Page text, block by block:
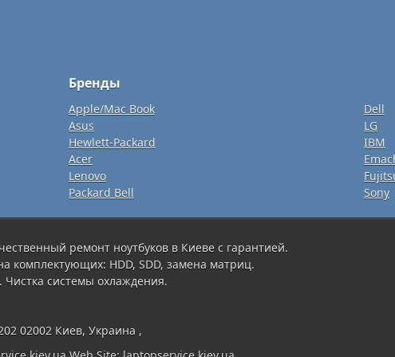
Бренды
Apple/Mac Book
Asus
Hewlett-Packard
Acer
Lenovo
Packard Bell
Dell
LG
IBM
Sony
ремонт ноутбуков в Киеве с гарантией.
комплектующих: HDD, SDD, замена матриц.
системы охлаждения.
02002 Киев, Украина ,